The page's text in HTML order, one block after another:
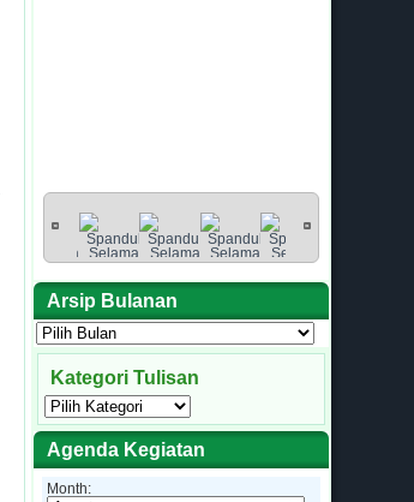
Arsip Bulanan
Arsip
Bulanan
Kategori Tulisan
Kategori
Tulisan
Agenda Kegiatan
Month: